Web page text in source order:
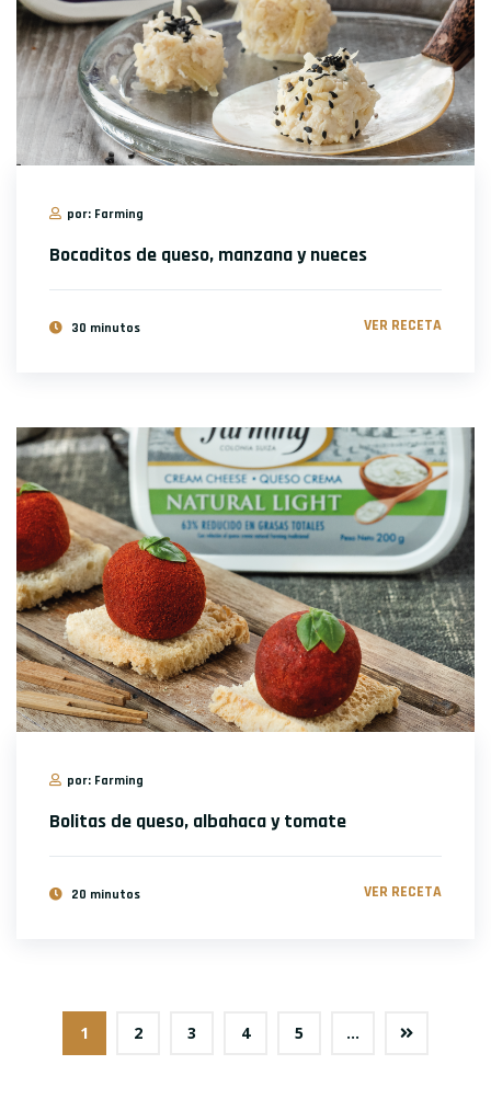
por: Farming
Bocaditos de queso, manzana y nueces
30 minutos VER RECETA
por: Farming
Bolitas de queso, albahaca y tomate
20 minutos VER RECETA
1 2 3 4 5 ...